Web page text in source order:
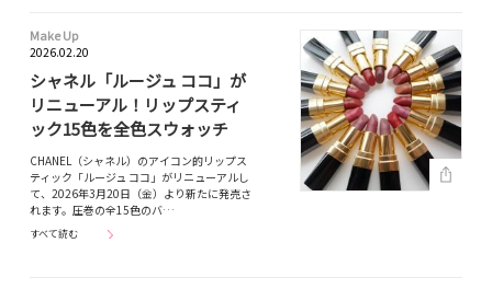
Make Up
2026.02.20
シャネル「ルージュ ココ」が
リニューアル！リップスティ
ック15色を全色スウォッチ
CHANEL（シャネル）のアイコン的リップス
ティック「ルージュ ココ」がリニューアルし
て、2026年3月20日（金）より新たに発売さ
れます。圧巻の全15色のバ…
すべて読む